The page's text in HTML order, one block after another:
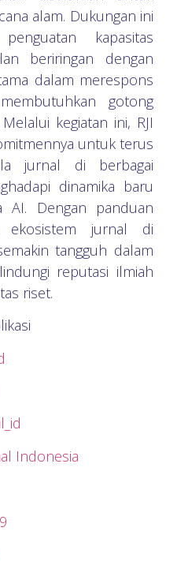
alam. Dukungan ini
kapasitas
beriringan dengan
dalam merespons
gotong
kegiatan ini, RJI
untuk terus
jurnal di berbagai
dinamika baru
Dengan panduan
ekosistem jurnal di
tangguh dalam
reputasi ilmiah
riset.
Indonesia